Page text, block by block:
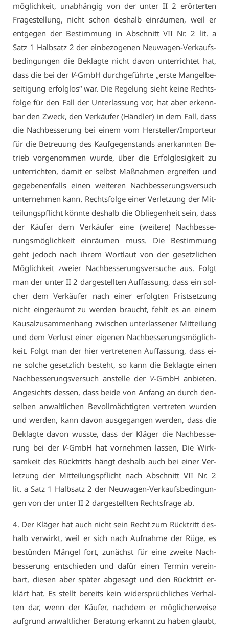
mög­lich­keit, un­ab­hän­gig von der un­ter II 2 er­ör­ter­ten
Fra­ge­stel­lung, nicht schon des­halb ein­räu­men, weil er
ent­ge­gen der Be­stim­mung in Ab­schnitt VII Nr. 2 lit. a
Satz 1 Halb­satz 2 der ein­be­zo­ge­nen Neu­wa­gen-Ver­kaufs­
be­din­gun­gen die Be­klag­te nicht da­von un­ter­rich­tet hat,
dass die bei der V-GmbH durch­ge­führ­te „ers­te Man­gel­be­
sei­ti­gung er­folg­los“ war. Die Re­ge­lung sieht kei­ne Rechts­
fol­ge für den Fall der Un­ter­las­sung vor, hat aber er­kenn­
bar den Zweck, den Ver­käu­fer (Händ­ler) in dem Fall, dass
die Nach­bes­se­rung bei ei­nem vom Her­stel­ler/Im­por­teur
für die Be­treu­ung des Kauf­ge­gen­stands an­er­kann­ten Be­
trieb vor­ge­nom­men wur­de, über die Er­folg­lo­sig­keit zu
un­ter­rich­ten, da­mit er selbst Maß­nah­men er­grei­fen und
ge­ge­be­nen­falls ei­nen wei­te­ren Nach­bes­se­rungs­ver­such
un­ter­neh­men kann. Rechts­fol­ge ei­ner Ver­let­zung der Mit­
tei­lungs­pflicht könn­te des­halb die Ob­lie­gen­heit sein, dass
der Käu­fer dem Ver­käu­fer ei­ne (wei­te­re) Nach­bes­se­
rungs­mög­lich­keit ein­räu­men muss. Die Be­stim­mung
geht je­doch nach ih­rem Wort­laut von der ge­setz­li­chen
Mög­lich­keit zwei­er Nach­bes­se­rungs­ver­su­che aus. Folgt
man der un­ter II 2 dar­ge­stell­ten Auf­fas­sung, dass ein sol­
cher dem Ver­käu­fer nach ei­ner er­folg­ten Frist­set­zung
nicht ein­ge­räumt zu wer­den braucht, fehlt es an ei­nem
Kau­sal­zu­sam­men­hang zwi­schen un­ter­las­se­ner Mit­tei­lung
und dem Ver­lust ei­ner ei­ge­nen Nach­bes­se­rungs­mög­lich­
keit. Folgt man der hier ver­tre­te­nen Auf­fas­sung, dass ei­
ne sol­che ge­setz­lich be­steht, so kann die Be­klag­te ei­nen
Nach­bes­se­rungs­ver­such an­stel­le der V-GmbH an­bie­ten.
An­ge­sichts des­sen, dass bei­de von An­fang an durch den­
sel­ben an­walt­li­chen Be­voll­mäch­tig­ten ver­tre­ten wur­den
und wer­den, kann da­von aus­ge­gan­gen wer­den, dass die
Be­klag­te da­von wuss­te, dass der Klä­ger die Nach­bes­se­
rung bei der V-GmbH hat vor­neh­men las­sen, Die Wirk­
sam­keit des Rück­tritts hängt des­halb auch bei ei­ner Ver­
let­zung der Mit­tei­lungs­pflicht nach Ab­schnitt VII Nr. 2
lit. a Satz 1 Halb­satz 2 der Neu­wa­gen-Ver­kaufs­be­din­gun­
gen von der un­ter II 2 dar­ge­stell­ten Rechts­fra­ge ab.
4. Der Klä­ger hat auch nicht sein Recht zum Rück­tritt des­
halb ver­wirkt, weil er sich nach Auf­nah­me der Rü­ge, es
be­stün­den Män­gel fort, zu­nächst für ei­ne zwei­te Nach­
bes­se­rung ent­schie­den und da­für ei­nen Ter­min ver­ein­
bart, die­sen aber spä­ter ab­ge­sagt und den Rück­tritt er­
klärt hat. Es stellt be­reits kein wi­der­sprüch­li­ches Ver­hal­
ten dar, wenn der Käu­fer, nach­dem er mög­li­cher­wei­se
auf­grund an­walt­li­cher Be­ra­tung er­kannt zu ha­ben glaubt,